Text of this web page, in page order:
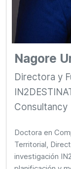
Nagore
Directora y
Consultancy
Doctora en
Territorial,
investigación